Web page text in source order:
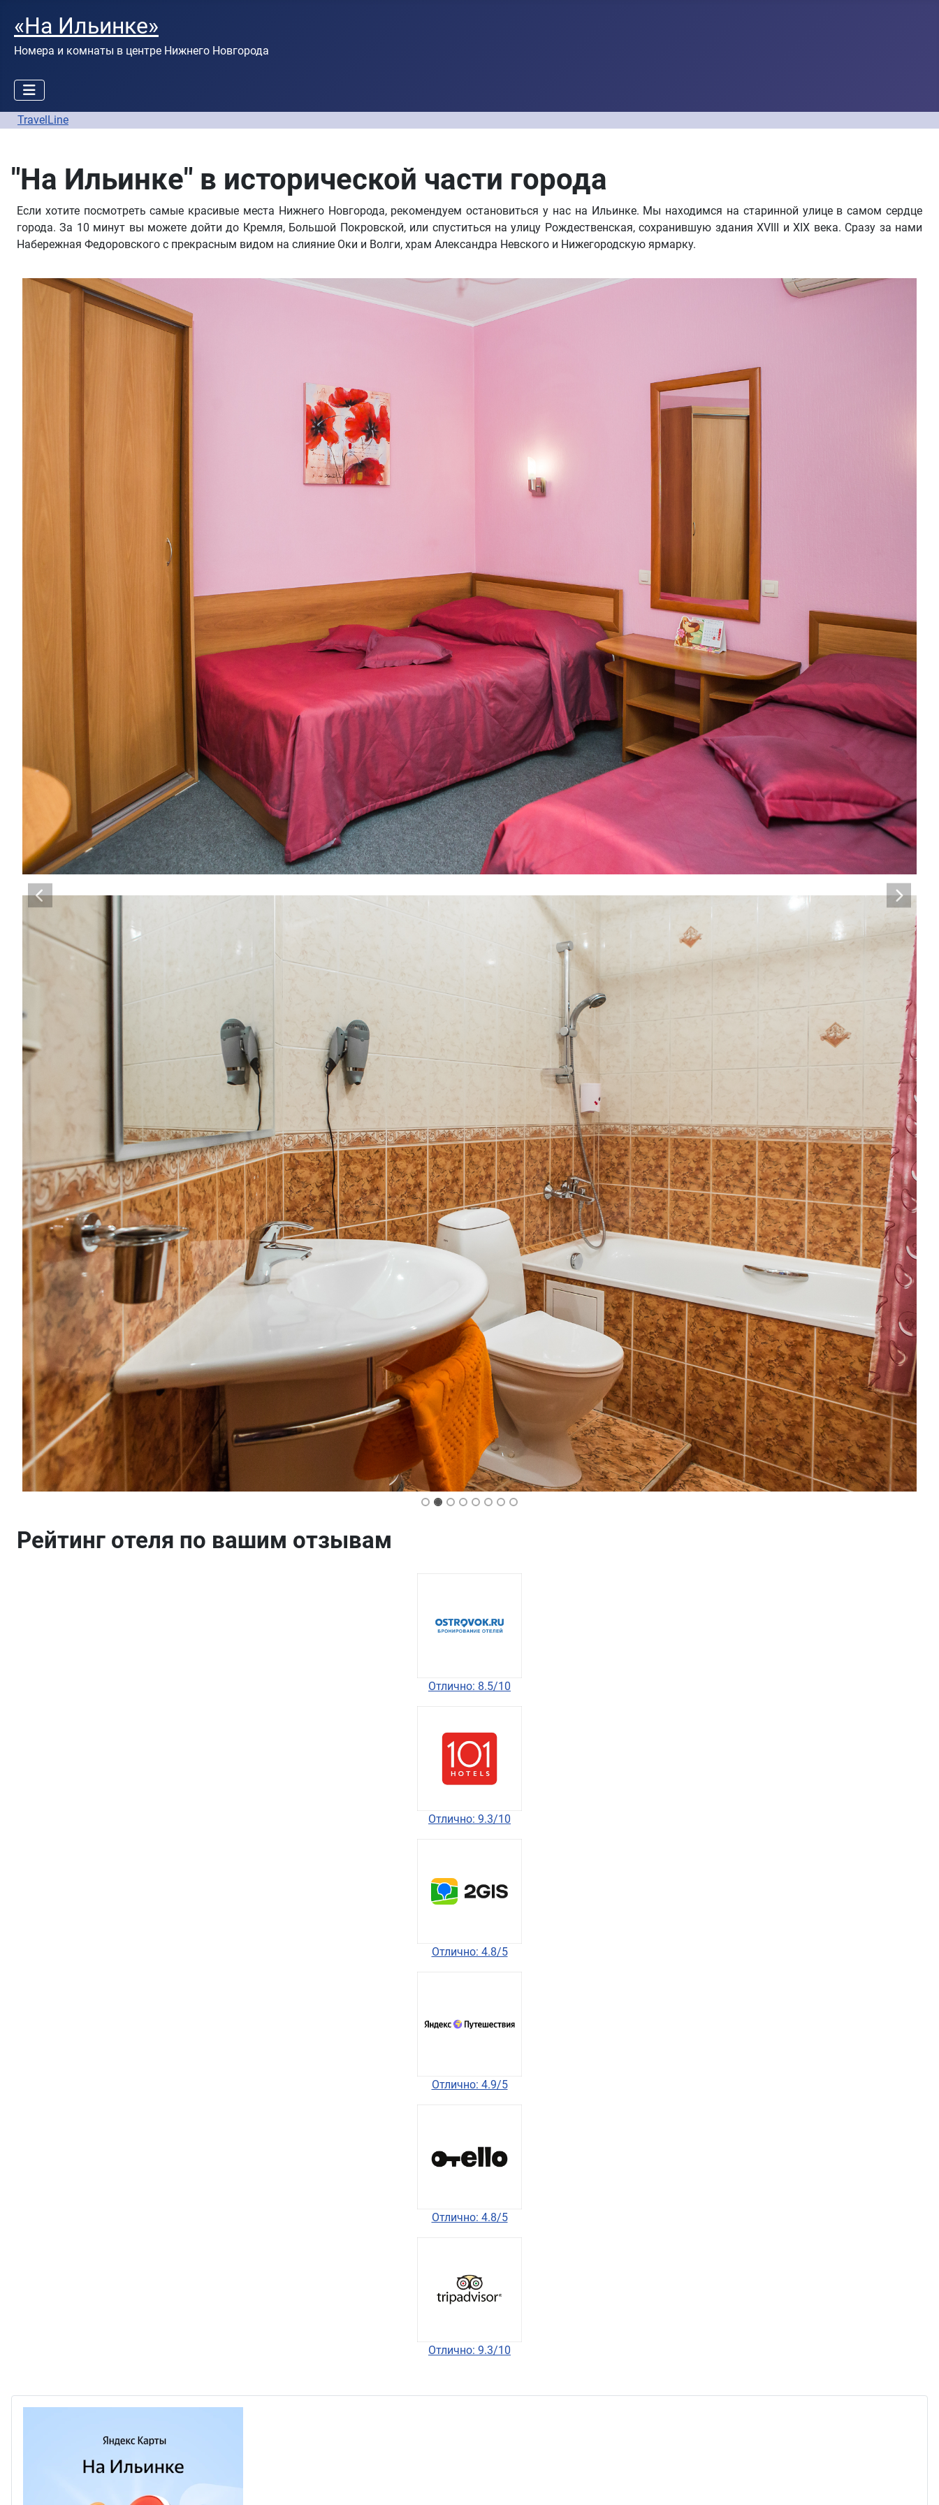
«На Ильинке»
Номера и комнаты в центре Нижнего Новгорода
TravelLine
"На Ильинке" в исторической части города
Если хотите посмотреть самые красивые места Нижнего Новгорода, рекомендуем остановиться у нас на Ильинке. Мы находимся на старинной улице в самом сердце
города. За 10 минут вы можете дойти до Кремля, Большой Покровской, или спуститься на улицу Рождественская, сохранившую здания XVIII и XIX века. Сразу за нами
Набережная Федоровского c прекрасным видом на слияние Оки и Волги, храм Александра Невского и Нижегородскую ярмарку.
Рейтинг отеля по вашим отзывам
Отлично: 8.5/10
Отлично: 9.3/10
Отлично: 4.8/5
Отлично: 4.9/5
Отлично: 4.8/5
Отлично: 9.3/10